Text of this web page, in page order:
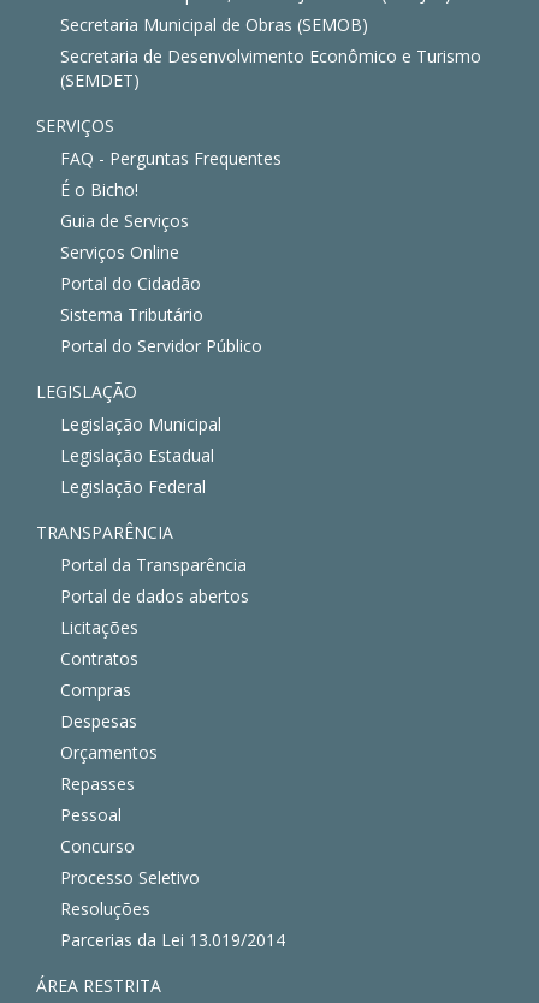
Secretaria Municipal de Obras (SEMOB)
Secretaria de Desenvolvimento Econômico e Turismo
(SEMDET)
SERVIÇOS
FAQ - Perguntas Frequentes
É o Bicho!
Guia de Serviços
Serviços Online
Portal do Cidadão
Sistema Tributário
Portal do Servidor Público
LEGISLAÇÃO
Legislação Municipal
Legislação Estadual
Legislação Federal
TRANSPARÊNCIA
Portal da Transparência
Portal de dados abertos
Licitações
Contratos
Compras
Despesas
Orçamentos
Repasses
Pessoal
Concurso
Processo Seletivo
Resoluções
Parcerias da Lei 13.019/2014
ÁREA RESTRITA